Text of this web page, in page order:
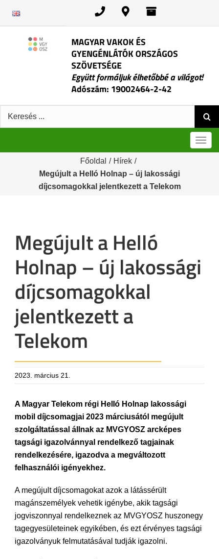
MAGYAR VAKOK ÉS
GYENGÉNLÁTÓK ORSZÁGOS
SZÖVETSÉGE
Együtt formáljuk élhetőbbé a világot!
Adószám: 19002464-2-42
Keresés:
Főoldal / Hírek /
Megújult a Helló Holnap – új lakossági
díjcsomagokkal jelentkezett a Telekom
Megújult a Helló
Holnap – új lakossági
díjcsomagokkal
jelentkezett a
Telekom
2023. március 21.
A Magyar Telekom régi Helló Holnap lakossági
mobil díjcsomagjai 2023 márciusától megújult
szolgáltatással állnak az MVGYOSZ arcképes
tagsági igazolvánnyal rendelkező tagjainak
rendelkezésére, igazodva a megváltozott
felhasználói igényekhez.
A megújult díjcsomagokat azok a látássérült
magánszemélyek vehetik igénybe, akik tagsági
jogviszonnyal rendelkeznek az MVGYOSZ huszonegy
tagegyesületeinek egyikében, és ezt érvényes tagsági
igazolványuk felmutatásával tudják igazolni.